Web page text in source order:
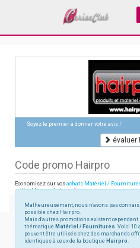
Soyez le premier à donner votre avis !
évaluer
Code promo Hairpro
Economisez sur vos achats Matériel /
utilisables sur hairpro.fr
Malheureusement, nous n'avons pas
possible chez Hairpro.
Mais d'autres promotions existent
thématique Matériel / Fournitures. Voici 10
peuvent être utilisés chez des marchands
identiques à ceux de la boutique Hairpro.